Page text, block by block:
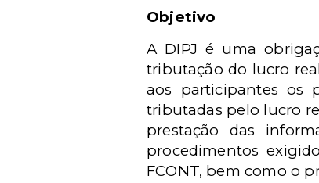
Objetivo
A DIPJ é uma
tributação do lucro
aos participantes os
tributadas pelo lucro
prestação das
procedimentos
FCONT, bem como o